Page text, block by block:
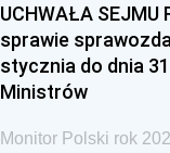
UCHWAŁA SEJMU
sprawie
stycznia do dnia
Ministrów
Monitor Polski rok